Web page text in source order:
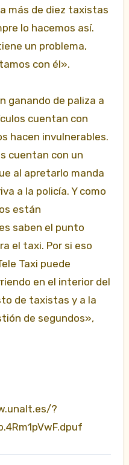
más de diez taxistas
lo hacemos así.
un problema,
con él».
ganando de paliza a
cuentan con
hacen invulnerables.
cuentan con un
al apretarlo manda
a la policía. Y como
están
saben el punto
el taxi. Por si eso
Taxi puede
en el interior del
de taxistas y a la
de segundos»,
?